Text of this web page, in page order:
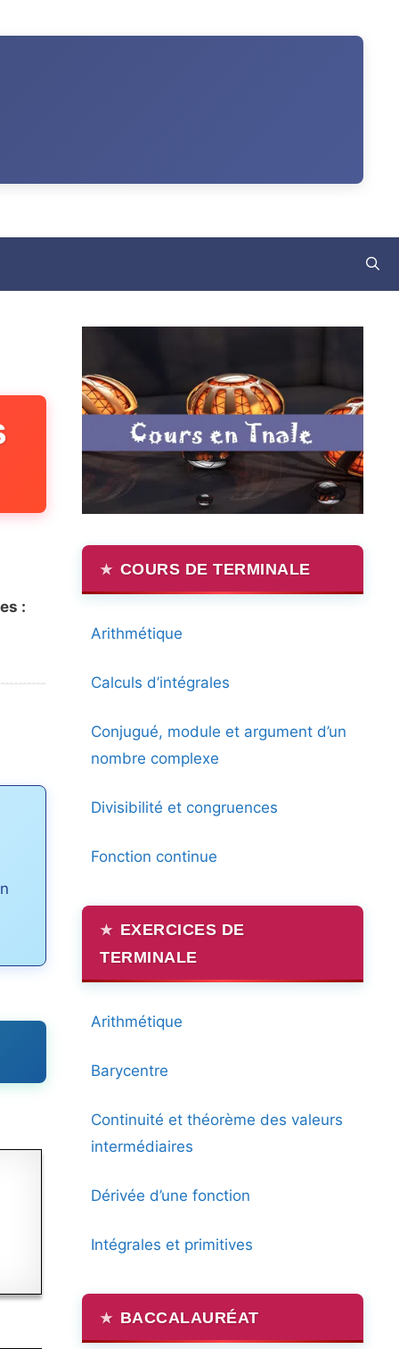
:
COURS DE TERMINALE
Arithmétique
Calculs d’intégrales
Conjugué, module et argument d’un
nombre complexe
Divisibilité et congruences
Fonction continue
EXERCICES DE
TERMINALE
Arithmétique
Barycentre
Continuité et théorème des valeurs
intermédiaires
Dérivée d’une fonction
Intégrales et primitives
BACCALAURÉAT